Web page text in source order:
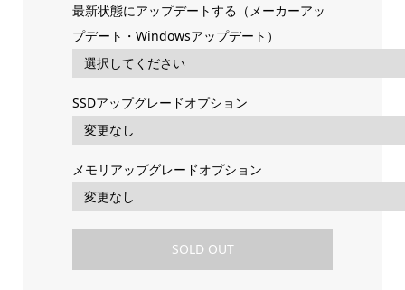
最新状態にアップデートする（メーカーアッ
プデート・Windowsアップデート）
SSDアップグレードオプション
メモリアップグレードオプション
SOLD OUT